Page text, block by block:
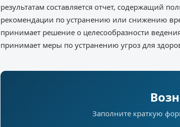
результатам составляется отчет, содержащий
рекомендации по устранению или снижению
принимает решение о целесообразности
принимает меры по устранению угроз для
Заполните краткую